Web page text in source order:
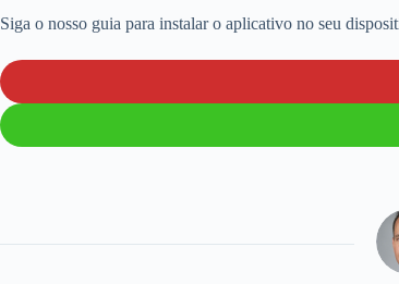
Siga o nosso guia para instalar o aplicativo no seu